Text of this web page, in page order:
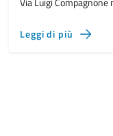
Leggi di più